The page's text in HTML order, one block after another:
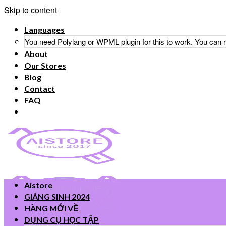
Skip to content
Languages
You need Polylang or WPML plugin for this to work. You
About
Our Stores
Blog
Contact
FAQ
Aistore
GIÁNG SINH 2024
HÀNG MỚI VỀ
DỤNG CỤ HỌC TẬP